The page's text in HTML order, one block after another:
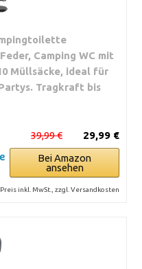
Camping WC mit
Müllsäcke, ideal für
Tragkraft bis
29,99 €
39,99 €
Bei Amazon
ansehen
Preis inkl. MwSt., zzgl. Versandkosten